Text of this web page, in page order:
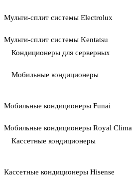
Мульти-сплит системы Electrolux
Мульти-сплит системы Kentatsu
Кондиционеры для серверных
Мобильные кондиционеры
Мобильные кондиционеры Funai
Мобильные кондиционеры Royal Clima
Кассетные кондиционеры
Кассетные кондиционеры Hisense